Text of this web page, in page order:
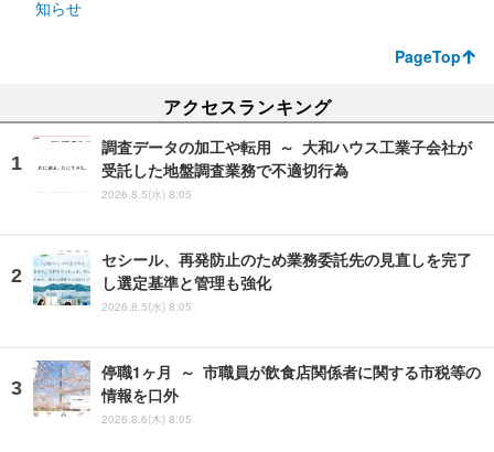
知らせ
PageTop
アクセスランキング
調査データの加工や転用 ～ 大和ハウス工業子会社が
受託した地盤調査業務で不適切行為
2026.8.5(水) 8:05
セシール、再発防止のため業務委託先の見直しを完了
し選定基準と管理も強化
2026.8.5(水) 8:05
停職1ヶ月 ～ 市職員が飲食店関係者に関する市税等の
情報を口外
2026.8.6(木) 8:05